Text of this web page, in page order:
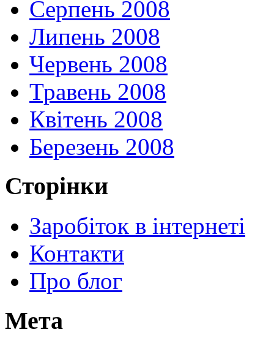
Серпень 2008
Липень 2008
Червень 2008
Травень 2008
Квітень 2008
Березень 2008
Сторінки
Заробіток в інтернеті
Контакти
Про блог
Мета